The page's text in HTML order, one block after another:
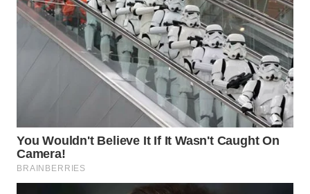
DEPOK
WN
SAMOSIR
WN